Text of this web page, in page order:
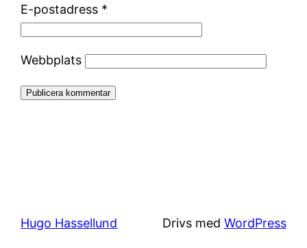
E-postadress *
Webbplats
Hugo Hassellund Drivs med WordPress